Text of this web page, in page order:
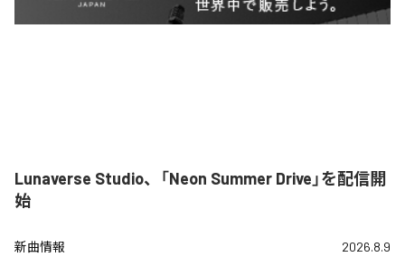
Lunaverse Studio、「Neon Summer Drive」を配信開
始
新曲情報 2026.8.9